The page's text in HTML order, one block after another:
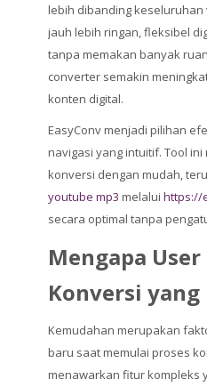
lebih dibanding keseluruhan
jauh lebih ringan, fleksibel
tanpa memakan banyak
converter semakin
konten digital.
EasyConv menjadi pilihan
navigasi yang intuitif. Tool
konversi dengan mudah,
youtube mp3 melalui https://
secara optimal tanpa
Mengapa
Konversi
Kemudahan merupakan
baru saat memulai proses
menawarkan fitur kompleks